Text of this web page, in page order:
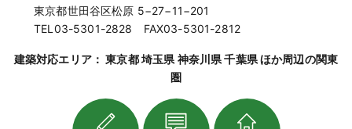
東京都世田谷区松原 5−27−11−201
TEL03-5301-2828 FAX03-5301-2812
建築対応エリア： 東京都 埼玉県 神奈川県 千葉県 ほか周辺の関東
圏